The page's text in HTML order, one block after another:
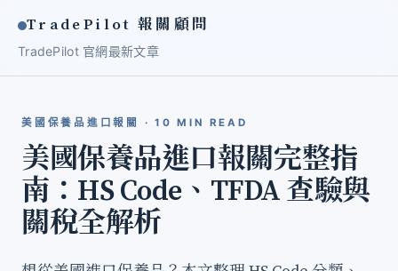
TradePilot 報關顧問
TradePilot 官網最新文章
美國保養品進口報關 · 10 MIN READ
美國保養品進口報關完整指
南：HS Code、TFDA 查驗與
關稅全解析